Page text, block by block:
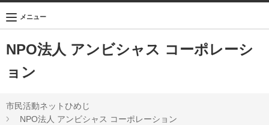
NPO法人 アンビシャス コーポレーシ
ョン
メニュー
市民活動ネットひめじ
NPO法人 アンビシャス コーポレーション